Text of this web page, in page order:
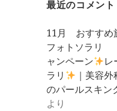
最近のコメント
11月 おすす
フォトソラリ
ャンペーン
レ
ラリ
｜美容
のパールスキン
より